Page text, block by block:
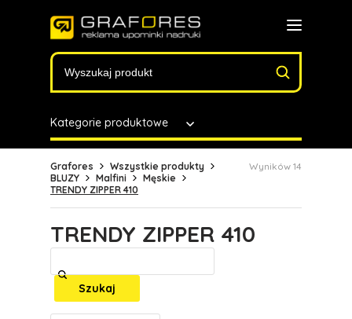
Kategorie produktowe
Grafores
Wszystkie produkty
BLUZY
Malfini
Męskie
TRENDY ZIPPER 410
Wyników 14
TRENDY ZIPPER 410
Szukaj